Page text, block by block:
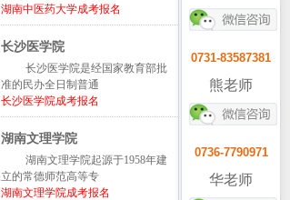
湖南中医药大学成考报名
长沙医学院
长沙医学院是经国家教育部批
准的民办全日制普通
长沙医学院成考报名
湖南文理学院
湖南文理学院起源于1958年建
立的常德师范高等专
湖南文理学院成考报名
0731-83587381
熊老师
0736-7790971
华老师